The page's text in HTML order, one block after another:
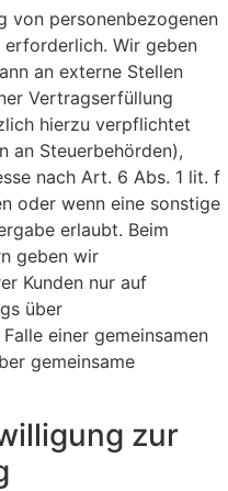
von personenbezogenen
erforderlich. Wir geben
an externe Stellen
Vertragserfüllung
hierzu verpflichtet
an Steuerbehörden),
nach Art. 6 Abs. 1 lit. f
oder wenn eine sonstige
erlaubt. Beim
geben wir
Kunden nur auf
über
einer gemeinsamen
gemeinsame
zur